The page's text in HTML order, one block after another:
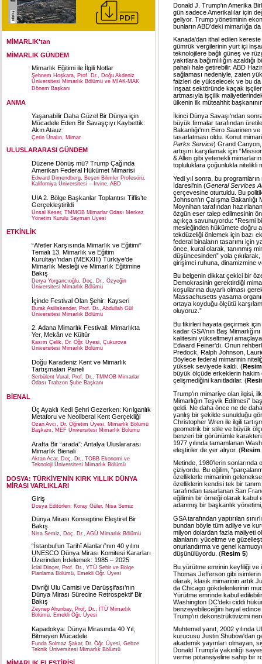
MİMARLIK'tan
MİMARLIK GÜNDEM
Mimarlık Eğitimi ile İlgili Notlar
Şebnem Hoşkara, Prof. Dr., Doğu Akdeniz
Üniversitesi Mimarlık Bölümü ve MİAK-MAK
Dönem Başkanı
ANMA
Yaşanabilir Daha Güzel Bir Dünya için
Mücadele Eden Bir Savaşçıyı Kaybettik:
Akın Atauz
Çetin Ünalın, Mimar
ULUSLARARASI GÜNDEM
Düzene Dönüş mü? Trump Çağında
Amerikan Federal Hükümet Mimarisi
Edward Dimendberg, Beşeri Bilimler Profesörü,
Kaliforniya Üniversitesi – Irvine, ABD
UIA 2. Bölge Başkanlar Toplantısı Tiflis’te
Gerçekleştirildi
Ünsal Keser, TMMOB Mimarlar Odası Merkez
Yönetim Kurulu Sayman Üyesi
ETKİNLİK
“Afetler Karşısında Mimarlık ve Eğitimi”
Temalı 13. Mimarlık ve Eğitim
Kurultayı’ndan (MEKXIII) Türkiye’de
Mimarlık Mesleği ve Mimarlık Eğitimine
Bakış
Derya Yorgancıoğlu, Doç. Dr., Özyeğin
Üniversitesi Mimarlık Bölümü
İçinde Festival Olan Şehir: Kayseri
Burak Asiliskender, Prof. Dr., Abdullah Gül
Üniversitesi Mimarlık Bölümü
2. Adana Mimarlık Festivali: Mimarlıkta
Yer, Mekân ve Kültür
Kasım Çelik, Dr. Öğr. Üyesi, Çukurova
Üniversitesi Mimarlık Bölümü
Doğu Karadeniz Kent ve Mimarlık
Tartışmaları Paneli
Serbülent Vural, Prof. Dr., TMMOB Mimarlar
Odası Trabzon Şube Başkanı
BİENAL
Üç Ayaklı Kedi Şehri Gezerken: Kırılganlık
Metaforu ve Neoliberal Kent Gerçekliği
Ozan Avcı, Dr. Öğretim Üyesi, Mimarlık Bölümü
Başkanı, MEF Üniversitesi Mimarlık Bölümü
Arafta Bir “arada”: Antalya Uluslararası
Mimarlık Bienali
Aktan Acar, Doç. Dr., TOBB Ekonomi ve
Teknoloji Üniversitesi Mimarlık Bölümü
DOSYA: TÜRKİYE'NİN KIRK YILLIK DÜNYA
MİRASI VARLIKLARI
Giriş
Dosya Editörleri: Koray Güler, Nisa Semiz
Dünya Mirası Konseptine Eleştirel Bir
Bakış
Nisa Semiz, Doç. Dr., AGÜ Mimarlık Bölümü
“İstanbul’un Tarihî Alanları”nın 40 yılını
UNESCO Dünya Mirası Komitesi Kararları
Üzerinden İrdelemek: 1985 – 2025
İclal Dinçer, Prof. Dr., YTÜ Şehir ve Bölge
Planlama Bölümü, Emekli Öğr. Üyesi
Divriği Ulu Camisi ve Darüşşifası’nın
Dünya Mirası Sürecine Retrospektif Bir
Bakış
Zeynep Ahunbay, Prof. Dr., İTÜ Mimarlık
Bölümü, Emekli Öğr. Üyesi
Kapadokya: Dünya Mirasında 40 Yıl,
Bitmeyen Mücadele
Funda Solmaz Şakar, Dr. Öğr. Üyesi, Gebze
Teknik Üniversitesi Mimarlık Bölümü
Donald J. Trump'ın Amerika
gün sadece Amerikalılar için
geliyor. Trump yönetiminin
bunların ABD'deki mimarlığa
Kanada'dan ithal edilen
gümrük vergilerinin yurt içi
teknolojilere bağlı güneş ve
yakıtlara bağımlılığın
pahalı hale getirebilir. ABD
sağlaması nedeniyle, zaten
faizleri de yükselecek ve bu da
İnşaat sektöründe kaçak
artmasıyla işçilik
ülkenin ilk müteahhit
İkinci Dünya Savaşı'ndan
büyük firmalar tarafından
Bakanlığı'nın Eero Saarinen
tasarlatması oldu. Konut
Parks Service) Grand Canyon,
artışını karşılamak için
& Allen gibi yetenekli
topluluklara çoğunlukla nitelikli
Yedi yıl sonra, bu
İdaresi'nin (General Services
çerçevesine oturtuldu. Bu
Johnson'ın Çalışma
Moynihan tarafından
özgün eser talep edilmesinin
açıkça savunuyordu: “Resmi
mesleğinden hükümete doğru
tekdüzeliği önlemek için bazı
federal binaların tasarımı için
önce, kural olarak, tanınmış
düşüncesinden” yola
girişimci ruhuna, dinamizmine
Bu belgenin dikkat çekici bir
Demokrasinin gerektirdiği
koşullarına duyarlı olması
Massachusetts yasama
ortaya koyduğu ölçütü
oluyoruz.”
Bu fikirleri hayata geçirmek
kadar GSA'nın Baş
kalitesini yükseltmeyi
Edward Feiner'dı. Onun
Predock, Ralph Johnson,
Böylece federal mimarinin
yüksek seviyede kaldı. (
büyük ölçüde erkeklerin hakim
çelişmediğini kanıtladılar. (
Trump'ın mimariye olan ilgisi,
Mimarlığın Teşvik Edilmesi”
geldi. Ne daha önce ne de
yanlış bir şekilde sunulduğu
Christopher Wren ile ilgili
geometrik bir stile ve büyük
benzeri bir görünümle
1977 yılında tamamlanan
eleştiriler de yer alıyor. (Resim
Metinde, 1980'lerin sonlarında
çiziyordu. Bu eğilim,
özelliklerle mimarinin
özelliklerin kendisi tek bir
tarafından tasarlanan San
eğilimin bir örneği olarak kabul
adanmış bir başkanlık
GSA tarafından yaptırılan
bundan böyle tüm adliye ve
milyon dolardan fazla maliyeti
alanlarını yüceltme ve
onurlandırma ve genel
düşünülüyordu. (Resim 5)
Bu yürütme emrinin keyfiliği
Thomas Jefferson gibi isimlerin
olarak, klasik mimarinin artık
da Chicago gökdelenlerinin
Yürütme emrinde kabul
Washington DC’deki ciddi
benzeyebileceğini hayal
Trump'ın dekonstrüktivizmi
Muhtemel yanıt, 2002 yılında
kurucusu Justin Shubow'dan
akademik yayınları olmayan,
Donald Trump'a yakınlığı
verme potansiyeline sahip bir